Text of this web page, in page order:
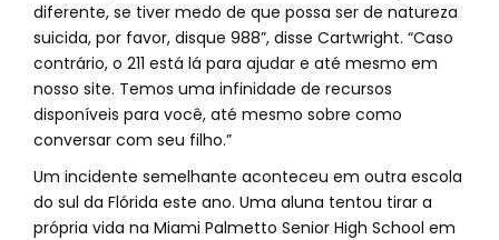
diferente, se tiver medo de que possa ser de natureza
suicida, por favor, disque 988”, disse Cartwright. “Caso
contrário, o 211 está lá para ajudar e até mesmo em
nosso site. Temos uma infinidade de recursos
disponíveis para você, até mesmo sobre como
conversar com seu filho.”
Um incidente semelhante aconteceu em outra escola
do sul da Flórida este ano. Uma aluna tentou tirar a
própria vida na Miami Palmetto Senior High School em